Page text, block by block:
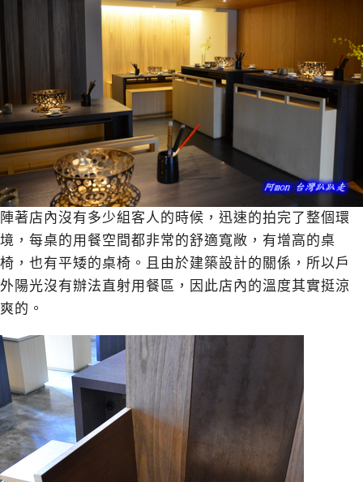
陣著店內沒有多少組客人的時候，迅速的拍完了整個環
境，每桌的用餐空間都非常的舒適寬敞，有增高的桌
椅，也有平矮的桌椅。且由於建築設計的關係，所以戶
外陽光沒有辦法直射用餐區，因此店內的溫度其實挺涼
爽的。